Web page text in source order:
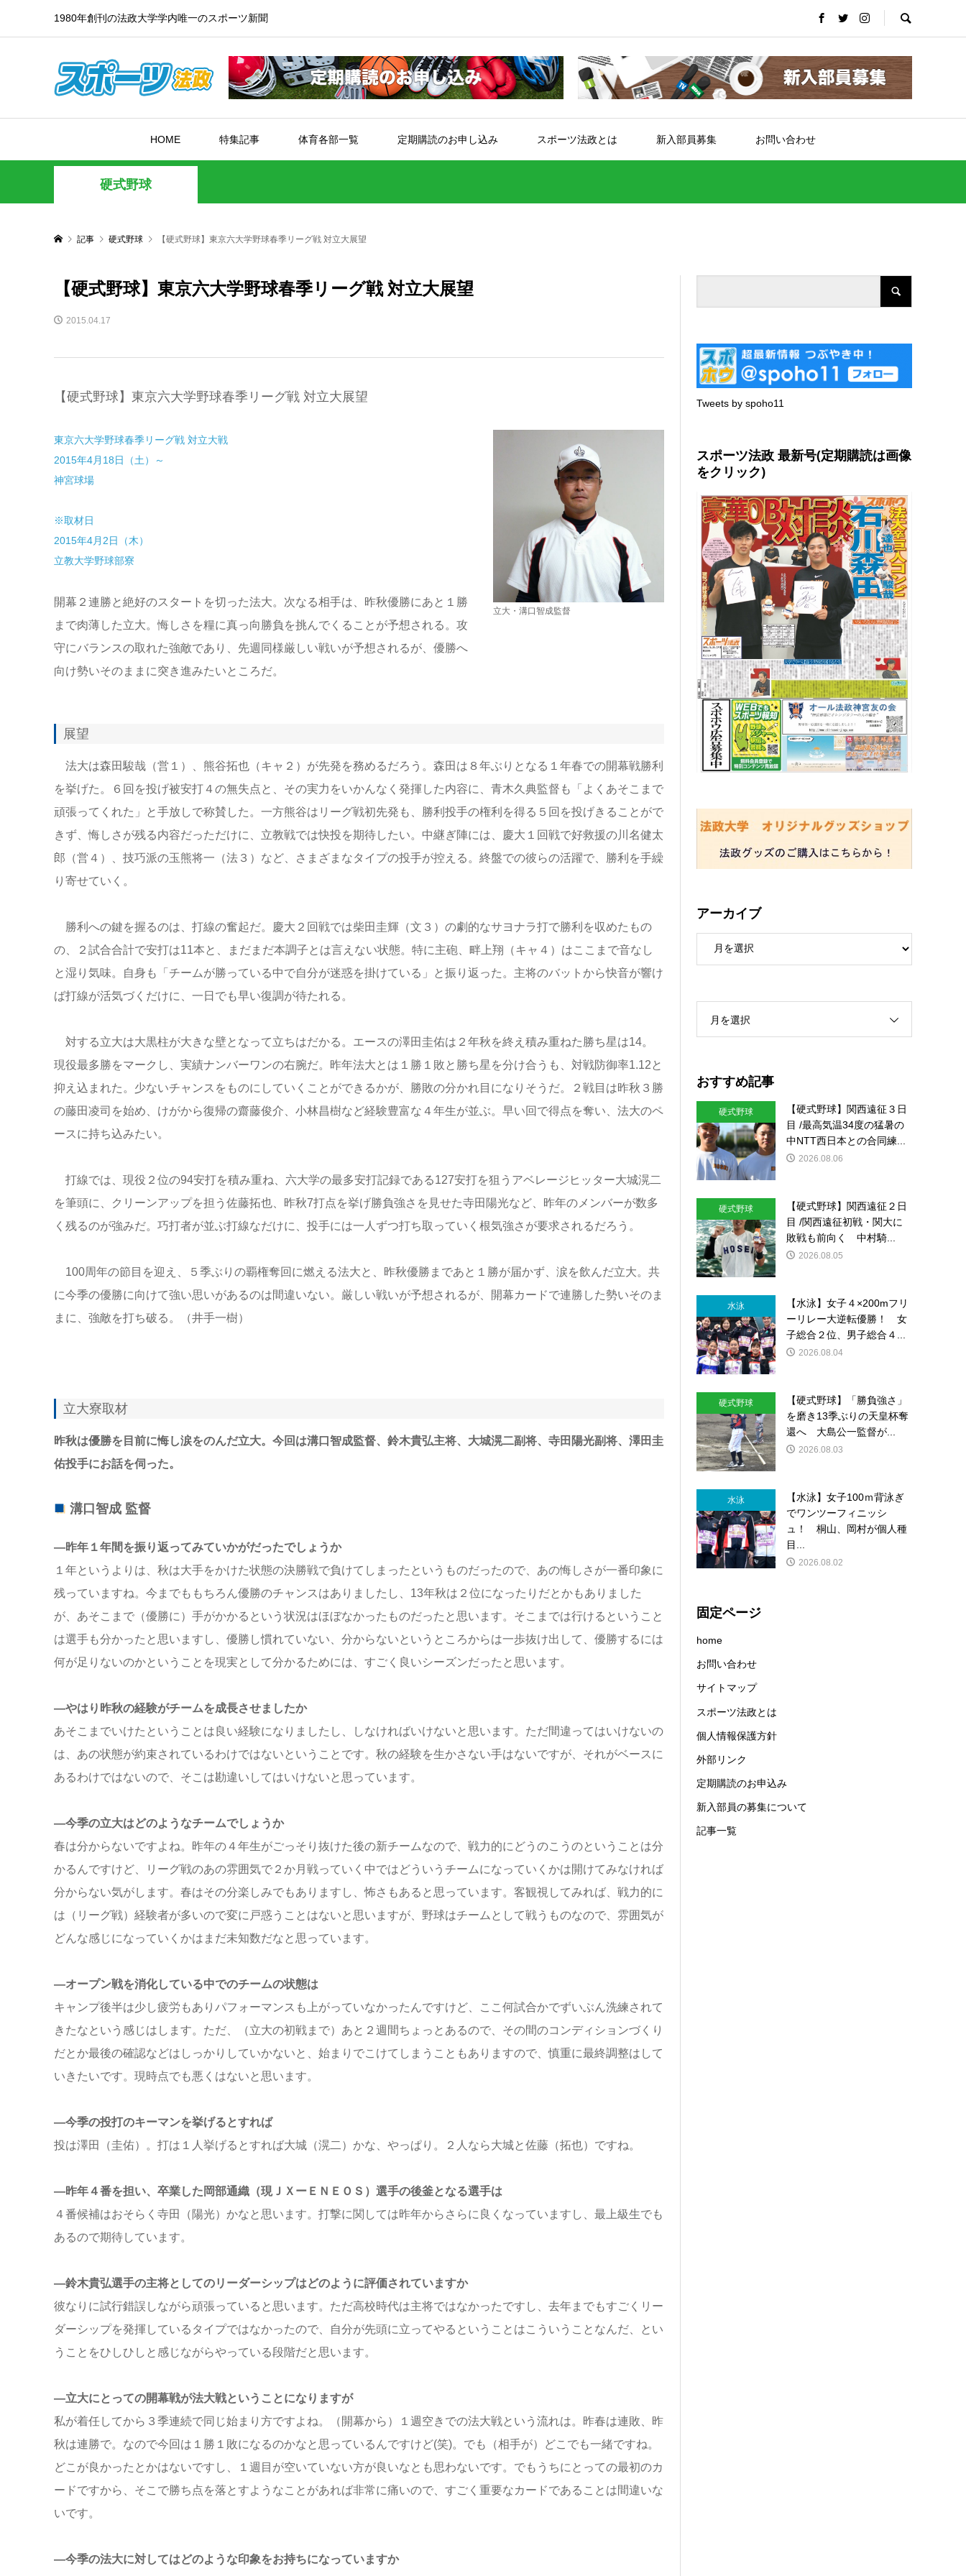
1980年創刊の法政大学学内唯一のスポーツ新聞
HOME 特集記事 体育各部一覧 定期購読のお申し込み スポーツ法政とは 新入部員募集 お問い合わせ
硬式野球
記事 硬式野球 【硬式野球】東京六大学野球春季リーグ戦 対立大展望
【硬式野球】東京六大学野球春季リーグ戦 対立大展望
2015.04.17
【硬式野球】東京六大学野球春季リーグ戦 対立大展望
東京六大学野球春季リーグ戦 対立大戦
2015年4月18日（土）～
神宮球場
※取材日
2015年4月2日（木）
立教大学野球部寮
開幕２連勝と絶好のスタートを切った法大。次なる相手は、昨秋優勝にあと１勝
まで肉薄した立大。悔しさを糧に真っ向勝負を挑んでくることが予想される。攻
守にバランスの取れた強敵であり、先週同様厳しい戦いが予想されるが、優勝へ
向け勢いそのままに突き進みたいところだ。
立大・溝口智成監督
展望
法大は森田駿哉（営１）、熊谷拓也（キャ２）が先発を務めるだろう。森田は８年ぶりとなる１年春での開幕戦勝利
を挙げた。６回を投げ被安打４の無失点と、その実力をいかんなく発揮した内容に、青木久典監督も「よくあそこまで
頑張ってくれた」と手放しで称賛した。一方熊谷はリーグ戦初先発も、勝利投手の権利を得る５回を投げきることがで
きず、悔しさが残る内容だっただけに、立教戦では快投を期待したい。中継ぎ陣には、慶大１回戦で好救援の川名健太
郎（営４）、技巧派の玉熊将一（法３）など、さまざまなタイプの投手が控える。終盤での彼らの活躍で、勝利を手繰
り寄せていく。
勝利への鍵を握るのは、打線の奮起だ。慶大２回戦では柴田圭輝（文３）の劇的なサヨナラ打で勝利を収めたもの
の、２試合合計で安打は11本と、まだまだ本調子とは言えない状態。特に主砲、畔上翔（キャ４）はここまで音なし
と湿り気味。自身も「チームが勝っている中で自分が迷惑を掛けている」と振り返った。主将のバットから快音が響け
ば打線が活気づくだけに、一日でも早い復調が待たれる。
対する立大は大黒柱が大きな壁となって立ちはだかる。エースの澤田圭佑は２年秋を終え積み重ねた勝ち星は14。
現役最多勝をマークし、実績ナンバーワンの右腕だ。昨年法大とは１勝１敗と勝ち星を分け合うも、対戦防御率1.12と
抑え込まれた。少ないチャンスをものにしていくことができるかが、勝敗の分かれ目になりそうだ。２戦目は昨秋３勝
の藤田凌司を始め、けがから復帰の齋藤俊介、小林昌樹など経験豊富な４年生が並ぶ。早い回で得点を奪い、法大のペ
ースに持ち込みたい。
打線では、現役２位の94安打を積み重ね、六大学の最多安打記録である127安打を狙うアベレージヒッター大城滉二
を筆頭に、クリーンアップを担う佐藤拓也、昨秋7打点を挙げ勝負強さを見せた寺田陽光など、昨年のメンバーが数多
く残るのが強みだ。巧打者が並ぶ打線なだけに、投手には一人ずつ打ち取っていく根気強さが要求されるだろう。
100周年の節目を迎え、５季ぶりの覇権奪回に燃える法大と、昨秋優勝まであと１勝が届かず、涙を飲んだ立大。共
に今季の優勝に向けて強い思いがあるのは間違いない。厳しい戦いが予想されるが、開幕カードで連勝した勢いそのま
まに、強敵を打ち破る。（井手一樹）
立大寮取材
昨秋は優勝を目前に悔し涙をのんだ立大。今回は溝口智成監督、鈴木貴弘主将、大城滉二副将、寺田陽光副将、澤田圭
佑投手にお話を伺った。
溝口智成 監督
―昨年１年間を振り返ってみていかがだったでしょうか
１年というよりは、秋は大手をかけた状態の決勝戦で負けてしまったというものだったので、あの悔しさが一番印象に
残っていますね。今までももちろん優勝のチャンスはありましたし、13年秋は２位になったりだとかもありました
が、あそこまで（優勝に）手がかかるという状況はほぼなかったものだったと思います。そこまでは行けるということ
は選手も分かったと思いますし、優勝し慣れていない、分からないというところからは一歩抜け出して、優勝するには
何が足りないのかということを現実として分かるためには、すごく良いシーズンだったと思います。
―やはり昨秋の経験がチームを成長させましたか
あそこまでいけたということは良い経験になりましたし、しなければいけないと思います。ただ間違ってはいけないの
は、あの状態が約束されているわけではないということです。秋の経験を生かさない手はないですが、それがベースに
あるわけではないので、そこは勘違いしてはいけないと思っています。
―今季の立大はどのようなチームでしょうか
春は分からないですよね。昨年の４年生がごっそり抜けた後の新チームなので、戦力的にどうのこうのということは分
かるんですけど、リーグ戦のあの雰囲気で２か月戦っていく中ではどういうチームになっていくかは開けてみなければ
分からない気がします。春はその分楽しみでもありますし、怖さもあると思っています。客観視してみれば、戦力的に
は（リーグ戦）経験者が多いので変に戸惑うことはないと思いますが、野球はチームとして戦うものなので、雰囲気が
どんな感じになっていくかはまだ未知数だなと思っています。
―オープン戦を消化している中でのチームの状態は
キャンプ後半は少し疲労もありパフォーマンスも上がっていなかったんですけど、ここ何試合かでずいぶん洗練されて
きたなという感じはします。ただ、（立大の初戦まで）あと２週間ちょっとあるので、その間のコンディションづくり
だとか最後の確認などはしっかりしていかないと、始まりでこけてしまうこともありますので、慎重に最終調整はして
いきたいです。現時点でも悪くはないと思います。
―今季の投打のキーマンを挙げるとすれば
投は澤田（圭佑）。打は１人挙げるとすれば大城（滉二）かな、やっぱり。２人なら大城と佐藤（拓也）ですね。
―昨年４番を担い、卒業した岡部通織（現ＪＸーＥＮＥＯＳ）選手の後釜となる選手は
４番候補はおそらく寺田（陽光）かなと思います。打撃に関しては昨年からさらに良くなっていますし、最上級生でも
あるので期待しています。
―鈴木貴弘選手の主将としてのリーダーシップはどのように評価されていますか
彼なりに試行錯誤しながら頑張っていると思います。ただ高校時代は主将ではなかったですし、去年までもすごくリー
ダーシップを発揮しているタイプではなかったので、自分が先頭に立ってやるということはこういうことなんだ、とい
うことをひしひしと感じながらやっている段階だと思います。
―立大にとっての開幕戦が法大戦ということになりますが
私が着任してから３季連続で同じ始まり方ですよね。（開幕から）１週空きでの法大戦という流れは。昨春は連敗、昨
秋は連勝で。なので今回は１勝１敗になるのかなと思っているんですけど(笑)。でも（相手が）どこでも一緒ですね。
どこが良かったとかはないですし、１週目が空いていない方が良いなとも思わないです。でもうちにとっての最初のカ
ードですから、そこで勝ち点を落とすようなことがあれば非常に痛いので、すごく重要なカードであることは間違いな
いです。
―今季の法大に対してはどのような印象をお持ちになっていますか
Tweets by spoho11
スポーツ法政 最新号(定期購読は画像
をクリック)
アーカイブ
月を選択
おすすめ記事
硬式野球
【硬式野球】関西遠征３日
目 /最高気温34度の猛暑の
中NTT西日本との合同練...
2026.08.06
硬式野球
【硬式野球】関西遠征２日
目 /関西遠征初戦・関大に
敗戦も前向く 中村騎...
2026.08.05
水泳
【水泳】女子４×200mフリ
ーリレー大逆転優勝！ 女
子総合２位、男子総合４...
2026.08.04
硬式野球
【硬式野球】「勝負強さ」
を磨き13季ぶりの天皇杯奪
還へ 大島公一監督が...
2026.08.03
水泳
【水泳】女子100ｍ背泳ぎ
でワンツーフィニッシ
ュ！ 桐山、岡村が個人種
目...
2026.08.02
固定ページ
home
お問い合わせ
サイトマップ
スポーツ法政とは
個人情報保護方針
外部リンク
定期購読のお申込み
新入部員の募集について
記事一覧